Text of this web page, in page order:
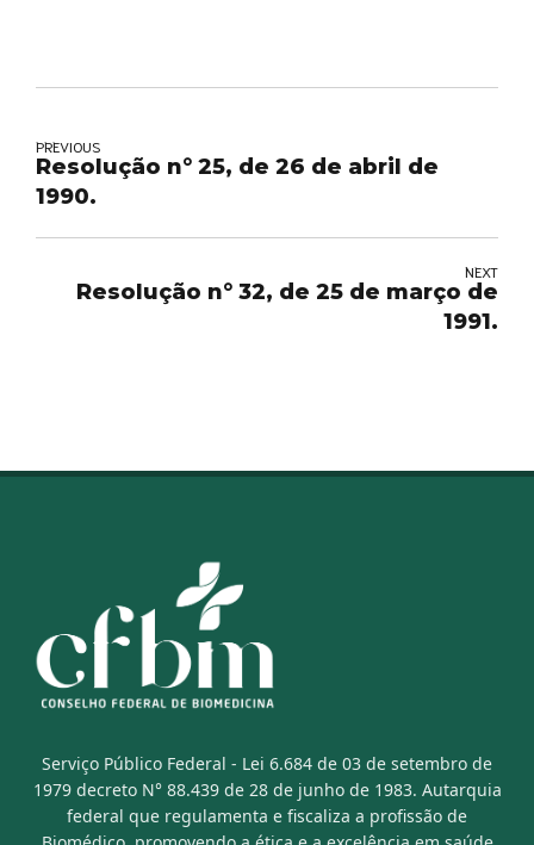
PREVIOUS
Resolução n° 25, de 26 de abril de
1990.
NEXT
Resolução n° 32, de 25 de março de
1991.
Serviço Público Federal - Lei 6.684 de 03 de setembro de
1979 decreto N° 88.439 de 28 de junho de 1983. Autarquia
federal que regulamenta e fiscaliza a profissão de